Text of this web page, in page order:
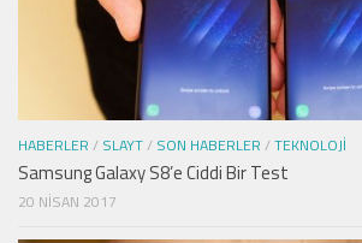
HABERLER / SLAYT/ SON HABERLER /TEKNOLOJI
Samsung Galaxy S8’e Ciddi Bir Test
20 NISAN 2017